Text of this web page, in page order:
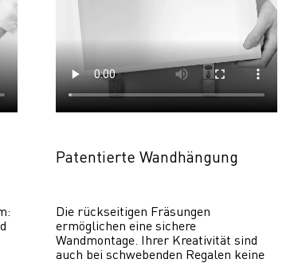
Patentierte Wandhängung
Die rückseitigen Fräsungen
ermöglichen eine sichere
Wandmontage. Ihrer Kreativität sind
auch bei schwebenden Regalen keine